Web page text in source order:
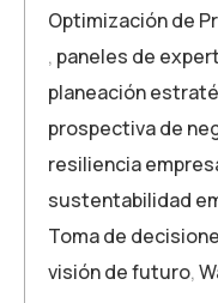
Optimización de
, paneles de
planeación
prospectiva de
resiliencia
sustentabilidad
Toma de
visión de futuro,